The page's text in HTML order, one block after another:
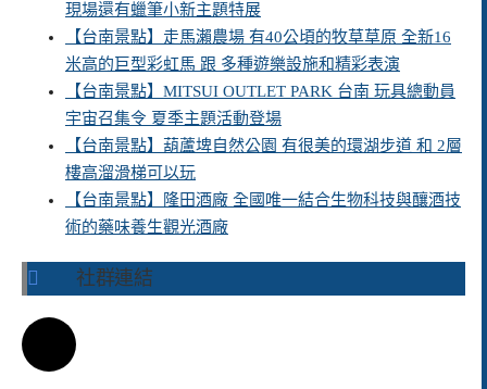
現場還有蠟筆小新主題特展
【台南景點】走馬瀨農場 有40公頃的牧草草原 全新16
米高的巨型彩虹馬 跟 多種遊樂設施和精彩表演
【台南景點】MITSUI OUTLET PARK 台南 玩具總動員
宇宙召集令 夏季主題活動登場
【台南景點】葫蘆埤自然公園 有很美的環湖步道 和 2層
樓高溜滑梯可以玩
【台南景點】隆田酒廠 全國唯一結合生物科技與釀酒技
術的藥味養生觀光酒廠
社群連結